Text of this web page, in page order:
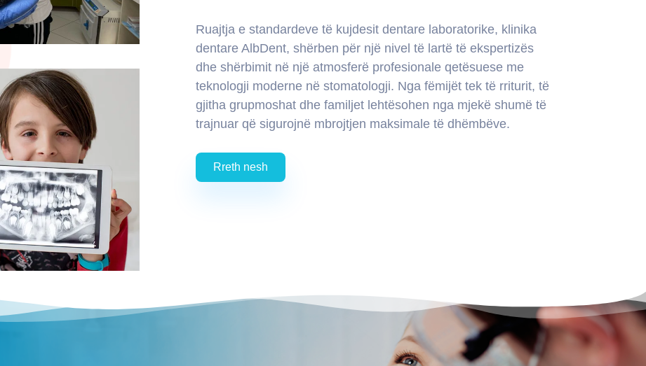
Ruajtja e standardeve të kujdesit dentare laboratorike, klinika
dentare AlbDent, shërben për një nivel të lartë të ekspertizës
dhe shërbimit në një atmosferë profesionale qetësuese me
teknologji moderne në stomatologji. Nga fëmijët tek të rriturit, të
gjitha grupmoshat dhe familjet lehtësohen nga mjekë shumë të
trajnuar që sigurojnë mbrojtjen maksimale të dhëmbëve.
Rreth nesh